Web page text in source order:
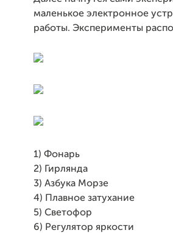
маленькое электронное
работы. Эксперименты
1) Фонарь
2) Гирлянда
3) Азбука Морзе
4) Плавное затухание
5) Светофор
6) Регулятор яркости